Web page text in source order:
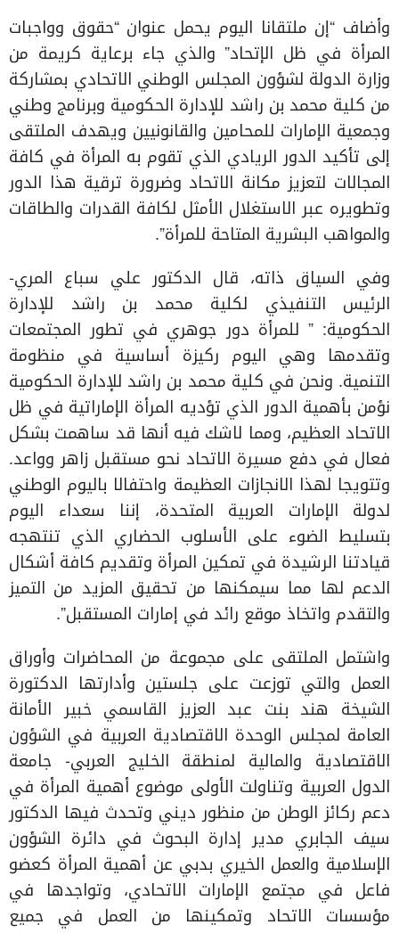
وأضاف “إن ملتقانا اليوم يحمل عنوان “حقوق وواجبات
المرأة في ظل الإتحاد” والذي جاء برعاية كريمة من
وزارة الدولة لشؤون المجلس الوطني الاتحادي بمشاركة
من كلية محمد بن راشد للإدارة الحكومية وبرنامج وطني
وجمعية الإمارات للمحامين والقانونيين ويهدف الملتقى
إلى تأكيد الدور الريادي الذي تقوم به المرأة في كافة
المجالات لتعزيز مكانة الاتحاد وضرورة ترقية هذا الدور
وتطويره عبر الاستغلال الأمثل لكافة القدرات والطاقات
والمواهب البشرية المتاحة للمرأة”.
وفي السياق ذاته، قال الدكتور علي سباع المري-
الرئيس التنفيذي لكلية محمد بن راشد للإدارة
الحكومية: ” للمرأة دور جوهري في تطور المجتمعات
وتقدمها وهي اليوم ركيزة أساسية في منظومة
التنمية. ونحن في كلية محمد بن راشد للإدارة الحكومية
نؤمن بأهمية الدور الذي تؤديه المرأة الإماراتية في ظل
الاتحاد العظيم، ومما لاشك فيه أنها قد ساهمت بشكل
فعال في دفع مسيرة الاتحاد نحو مستقبل زاهر وواعد.
وتتويجا لهذا الانجازات العظيمة واحتفالا باليوم الوطني
لدولة الإمارات العربية المتحدة، إننا سعداء اليوم
بتسليط الضوء على الأسلوب الحضاري الذي تنتهجه
قيادتنا الرشيدة في تمكين المرأة وتقديم كافة أشكال
الدعم لها مما سيمكنها من تحقيق المزيد من التميز
والتقدم واتخاذ موقع رائد في إمارات المستقبل”.
واشتمل الملتقى على مجموعة من المحاضرات وأوراق
العمل والتي توزعت على جلستين وأدارتها الدكتورة
الشيخة هند بنت عبد العزيز القاسمي خبير الأمانة
العامة لمجلس الوحدة الاقتصادية العربية في الشؤون
الاقتصادية والمالية لمنطقة الخليج العربي- جامعة
الدول العربية وتناولت الأولى موضوع أهمية المرأة في
دعم ركائز الوطن من منظور ديني وتحدث فيها الدكتور
سيف الجابري مدير إدارة البحوث في دائرة الشؤون
الإسلامية والعمل الخيري بدبي عن أهمية المرأة كعضو
فاعل في مجتمع الإمارات الاتحادي، وتواجدها في
مؤسسات الاتحاد وتمكينها من العمل في جميع